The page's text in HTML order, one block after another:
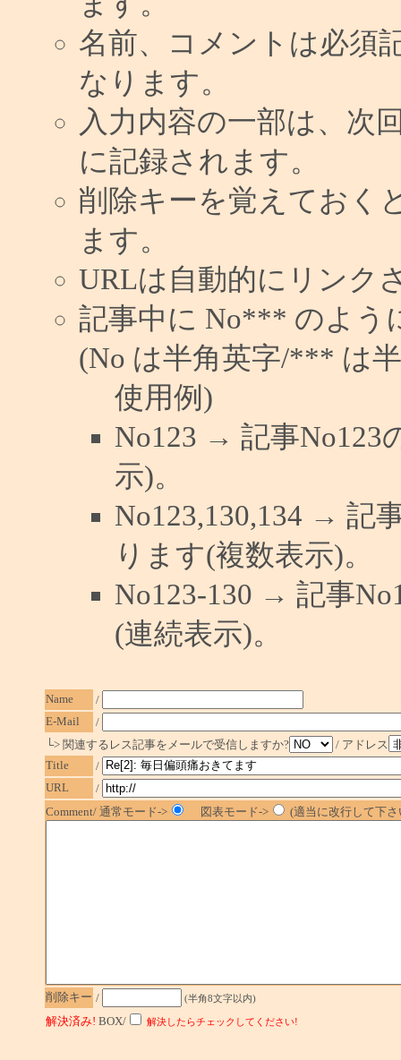
名前、コメントは必須
なります。
入力内容の一部は、次
に記録されます。
削除キーを覚えておく
ます。
URLは自動的にリンク
記事中に No*** のよう
(No は半角英字/*** は
使用例)
No123 → 記事No123
示)。
No123,130,134 → 記
ります(複数表示)。
No123-130 → 記事
(連続表示)。
Name
/
E-Mail
/
└> 関連するレス記事をメールで受信しますか?
/ アドレス
Title
/
URL
/
Comment/ 通常モード->
図表モード-> (適当に改行して下
削除キー / (半角8文字以内)
解決済み! BOX/ 解決したらチェックしてください!